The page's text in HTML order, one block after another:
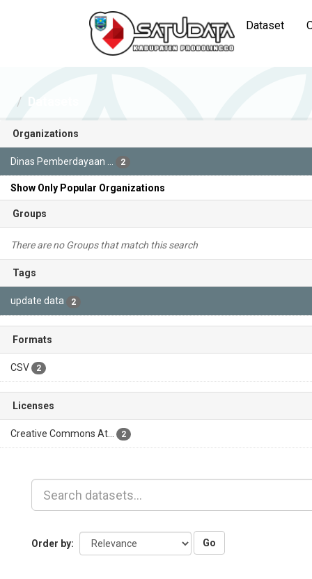
Dataset
Organizations
Dinas Pemberdayaan ... 2
Show Only Popular Organizations
Groups
There are no Groups that match this search
Tags
update data 2
Formats
CSV 2
Licenses
Creative Commons At... 2
Order by Go